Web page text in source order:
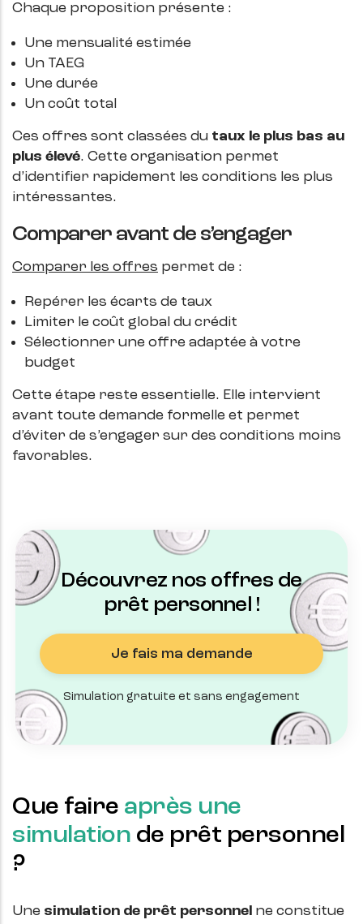
Chaque proposition présente :
Une mensualité estimée
Un TAEG
Une durée
Un coût total
Ces offres sont classées du taux le plus bas au
plus élevé. Cette organisation permet
d’identifier rapidement les conditions les plus
intéressantes.
Comparer avant de s’engager
Comparer les offres permet de :
Repérer les écarts de taux
Limiter le coût global du crédit
Sélectionner une offre adaptée à votre
budget
Cette étape reste essentielle. Elle intervient
avant toute demande formelle et permet
d’éviter de s’engager sur des conditions moins
favorables.
Découvrez nos offres de
prêt personnel !
Je fais ma demande
Simulation gratuite et sans engagement
Que faire après une
simulation de prêt personnel
?
Une simulation de prêt personnel ne constitue